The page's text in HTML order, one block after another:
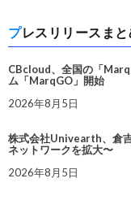
プレスリリースま
CBcloud、全国の「
ム「MarqGO」開始
2026年8月5日
株式会社Univearth、倉
ネットワークを拡大〜
2026年8月5日